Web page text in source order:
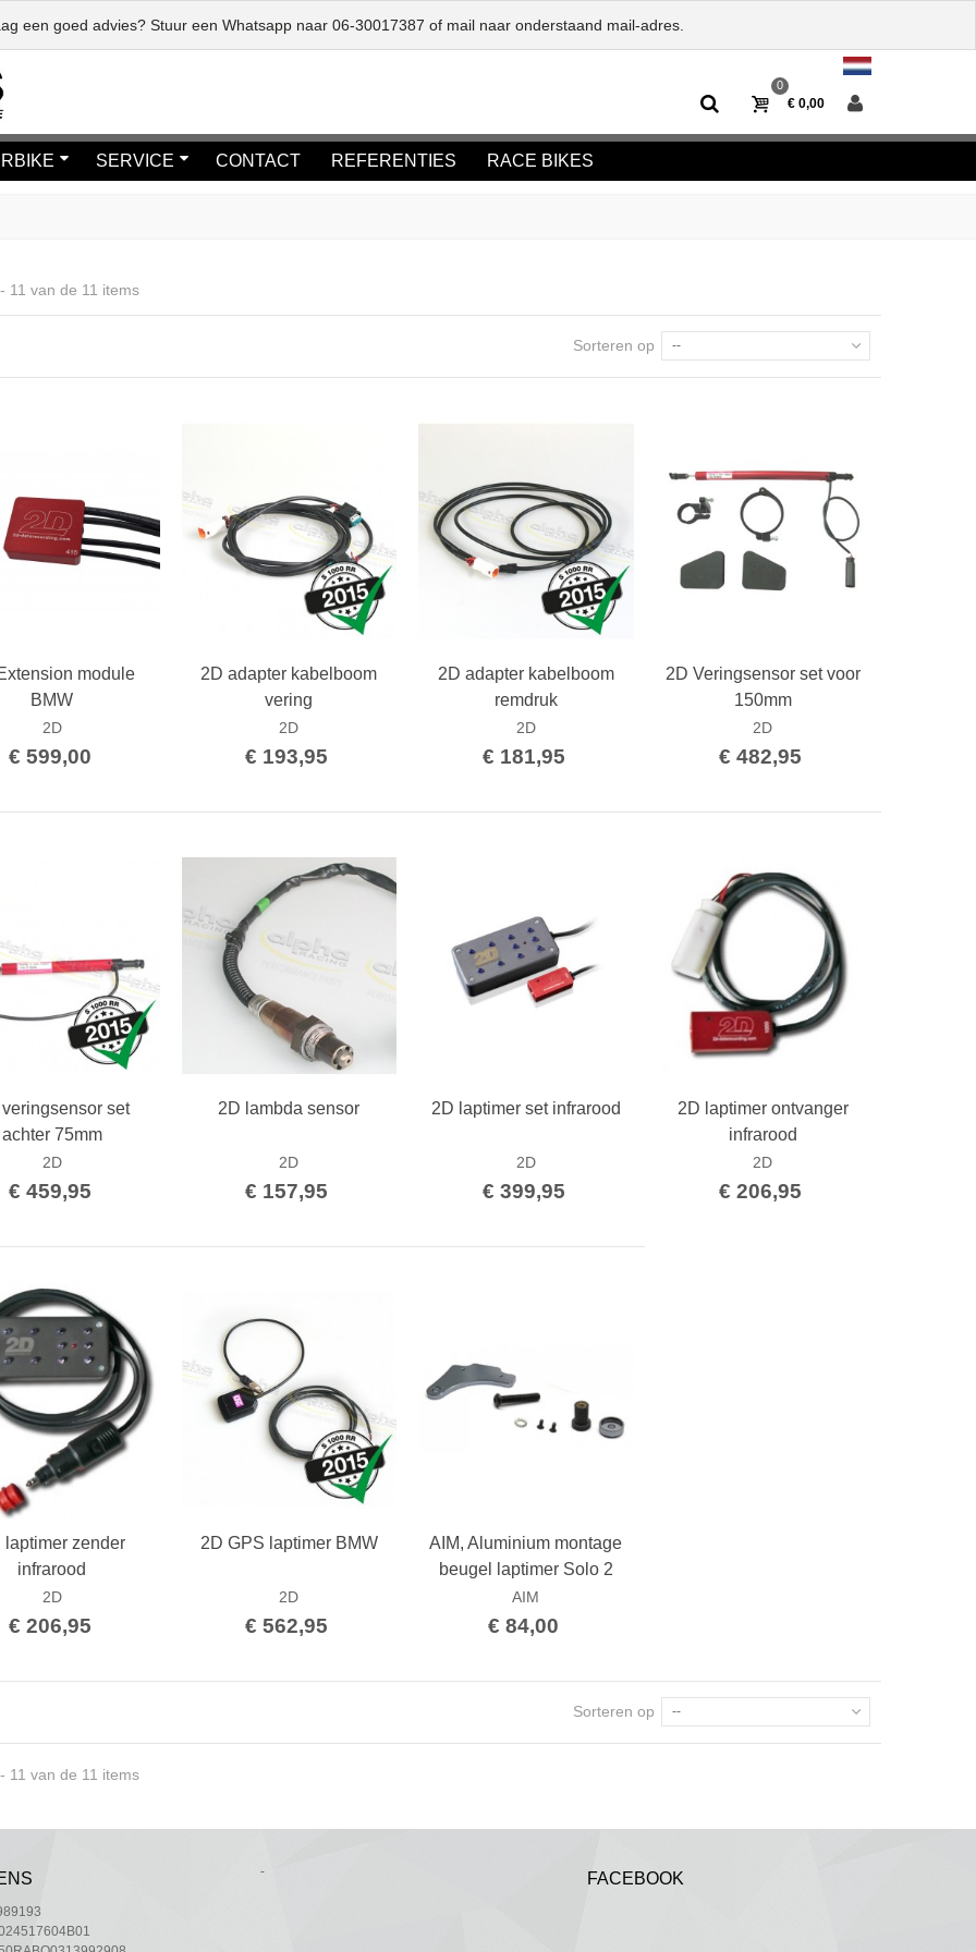
een goed advies? Stuur een Whatsapp naar 06-30017387 of mail naar onderstaand mail-adres.
0
€ 0,00
SERVICE CONTACT REFERENTIES RACE BIKES
11 van de 11 items
Sorteren op --
Bestellen module
BMW
2D
€ 599,00
Bestellen
2D adapter kabelboom
vering
2D
€ 193,95
Bestellen
2D adapter kabelboom
remdruk
2D
€ 181,95
Bestellen
2D Veringsensor set voor
150mm
2D
€ 482,95
Bestellen
set
achter 75mm
2D
€ 459,95
Bestellen
2D lambda sensor
2D
€ 157,95
Bestellen
2D laptimer set infrarood
2D
€ 399,95
Bestellen
2D laptimer ontvanger
infrarood
2D
€ 206,95
Bestellen
laptimer zender
infrarood
2D
€ 206,95
Bestellen
2D GPS laptimer BMW
2D
€ 562,95
Bestellen
AIM, Aluminium montage
beugel laptimer Solo 2
AIM
€ 84,00
Sorteren op --
11 van de 11 items
- FACEBOOK